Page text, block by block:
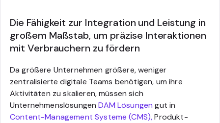
Die Fähigkeit zur Integration und Leistung in
großem Maßstab, um präzise Interaktionen
mit Verbrauchern zu fördern
Da größere Unternehmen größere, weniger
zentralisierte digitale Teams benötigen, um ihre
Aktivitäten zu skalieren, müssen sich
UnternehmenslösungenDAM Lösungen gut in
Content-Management Systeme (CMS),Produkt-